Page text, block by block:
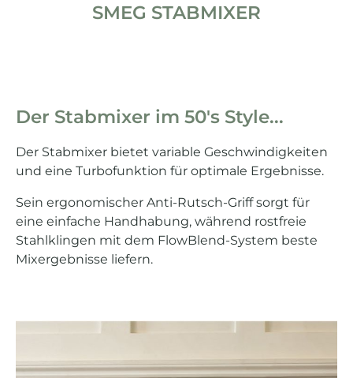
SMEG STABMIXER
Der Stabmixer im 50's Style...
Der Stabmixer bietet variable Geschwindigkeiten
und eine Turbofunktion für optimale Ergebnisse.
Sein ergonomischer Anti-Rutsch-Griff sorgt für
eine einfache Handhabung, während rostfreie
Stahlklingen mit dem FlowBlend-System beste
Mixergebnisse liefern.